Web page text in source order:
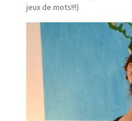
jeux de mots!!!)